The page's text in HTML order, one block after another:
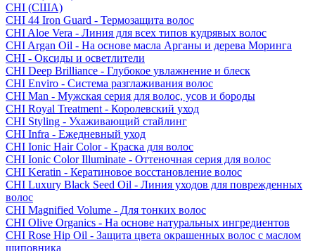
CHI (США)
CHI 44 Iron Guard - Термозащита волос
CHI Aloe Vera - Линия для всех типов кудрявых волос
CHI Argan Oil - На основе масла Арганы и дерева Моринга
CHI - Оксиды и осветлители
CHI Deep Brilliance - Глубокое увлажнение и блеск
CHI Enviro - Система разглаживания волос
CHI Man - Мужская серия для волос, усов и бороды
CHI Royal Treatment - Королевский уход
CHI Styling - Ухаживающий стайлинг
CHI Infra - Ежедневный уход
CHI Ionic Hair Color - Краска для волос
CHI Ionic Color Illuminate - Оттеночная серия для волос
CHI Keratin - Кератиновое восстановление волос
CHI Luxury Black Seed Oil - Линия уходов для поврежденных
волос
CHI Magnified Volume - Для тонких волос
CHI Olive Organics - На основе натуральных ингредиентов
CHI Rose Hip Oil - Защита цвета окрашенных волос с маслом
шиповника